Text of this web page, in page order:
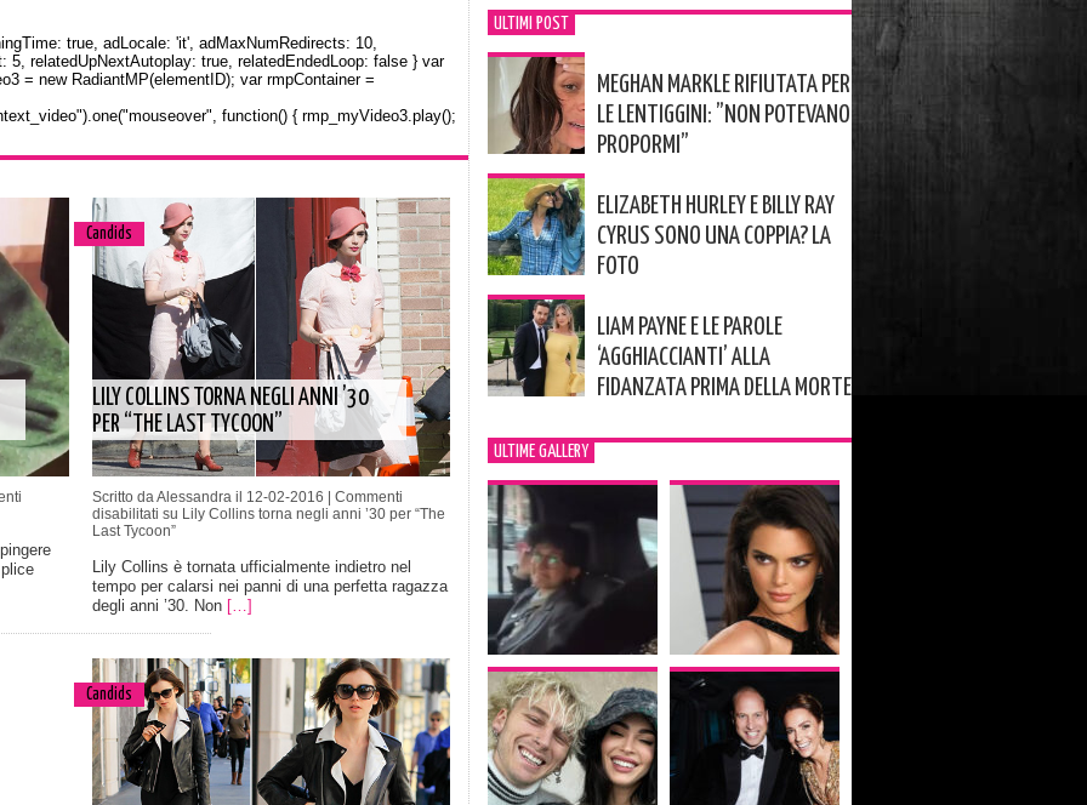
true, adLocale: 'it', adMaxNumRedirects: 10,
relatedUpNextAutoplay: true, relatedEndedLoop: false } var
= new RadiantMP(elementID); var rmpContainer =
function() { rmp_myVideo3.play();
Candids
LILY COLLINS TORNA NEGLI ANNI ’30
PER “THE LAST TYCOON”
Scritto da Alessandra il 12-02-2016 | Commenti
disabilitati su Lily Collins torna negli anni ’30 per “The
Last Tycoon”
Lily Collins è tornata ufficialmente indietro nel
tempo per calarsi nei panni di una perfetta ragazza
degli anni ’30. Non […]
Candids
ULTIMI POST
MEGHAN MARKLE RIFIUTATA PER
LE LENTIGGINI: ”NON POTEVANO
PROPORMI”
ELIZABETH HURLEY E BILLY RAY
CYRUS SONO UNA COPPIA? LA
FOTO
LIAM PAYNE E LE PAROLE
‘AGGHIACCIANTI’ ALLA
FIDANZATA PRIMA DELLA MORTE
ULTIME GALLERY